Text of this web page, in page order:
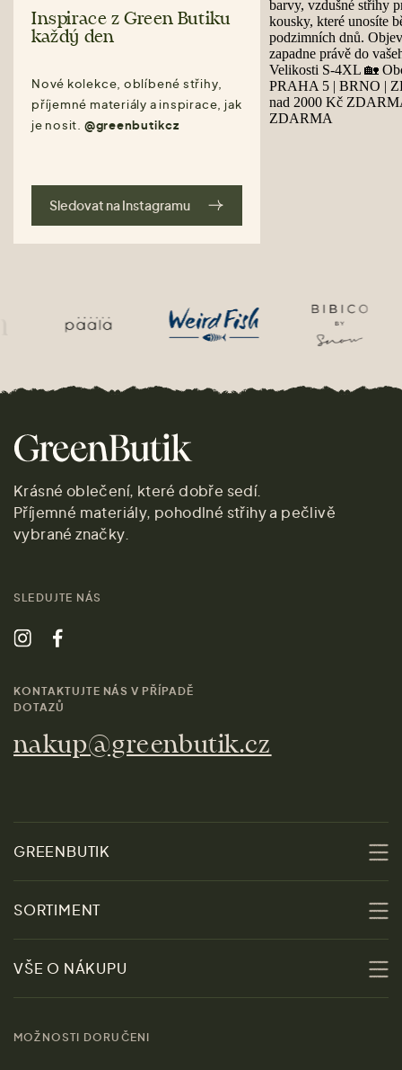
Inspirace z Green Butiku
každý den
Nové kolekce, oblíbené střihy,
příjemné materiály a inspirace, jak
je nosit. @greenbutikcz
Sledovat na Instagramu
Krásné oblečení, které dobře sedí.
Příjemné materiály, pohodlné střihy a pečlivě
vybrané značky.
SLEDUJTE NÁS
KONTAKTUJTE NÁS V PŘÍPADĚ
DOTAZŮ
nakup@greenbutik.cz
GREENBUTIK
Udržitelnost
Obchody
SORTIMENT
Slevy
Ženy
Muži
VŠE O NÁKUPU
MOŽNOSTI DORUČENI